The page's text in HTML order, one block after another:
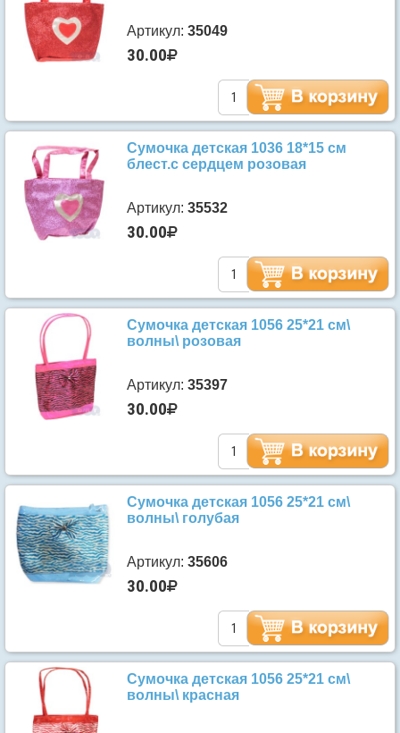
Артикул: 35049
30.00
Сумочка детская 1036 18*15 см
блест.с сердцем розовая
Артикул: 35532
30.00
Сумочка детская 1056 25*21 см\
волны\ розовая
Артикул: 35397
30.00
Сумочка детская 1056 25*21 см\
волны\ голубая
Артикул: 35606
30.00
Сумочка детская 1056 25*21 см\
волны\ красная